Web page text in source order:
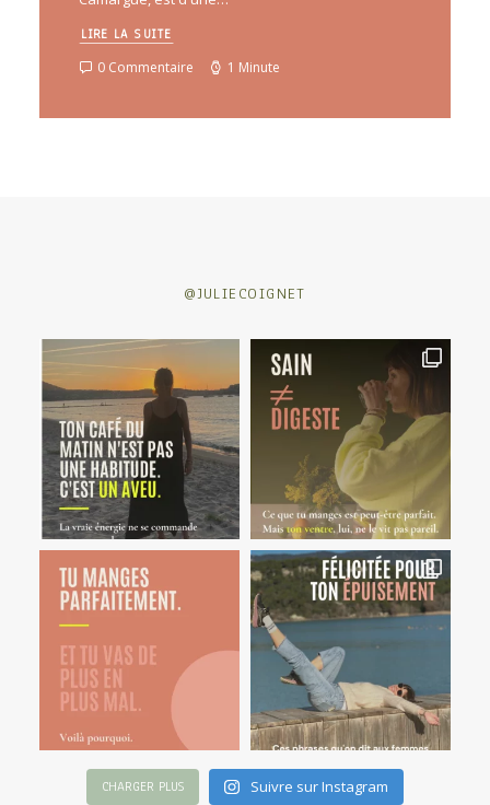
LIRE LA SUITE
0 Commentaire 1 Minute
@JULIECOIGNET
CHARGER PLUS Suivre sur Instagram